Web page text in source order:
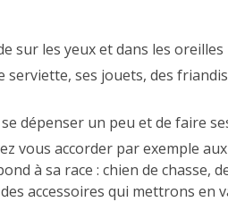
sur les yeux et dans les oreilles
ses jouets, des
dépenser un peu et de faire
vous accorder par exemple
à sa race : chien de chasse,
accessoires qui mettrons en